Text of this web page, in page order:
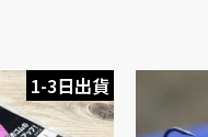
1-3日出貨